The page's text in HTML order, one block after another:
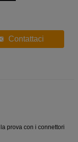
Contattaci
prova con i connettori